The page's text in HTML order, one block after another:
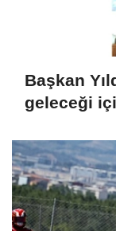
Başkan
geleceği